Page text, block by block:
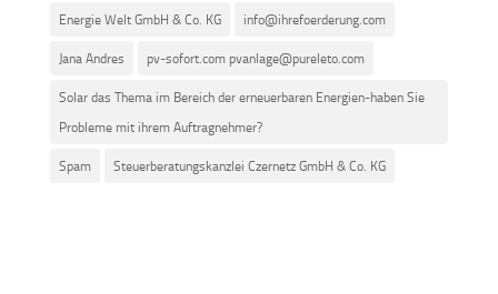
Energie Welt GmbH & Co. KG info@ihrefoerderung.com
Jana Andres pv-sofort.com pvanlage@pureleto.com
Solar das Thema im Bereich der erneuerbaren Energien-haben Sie
Probleme mit ihrem Auftragnehmer?
Spam Steuerberatungskanzlei Czernetz GmbH & Co. KG